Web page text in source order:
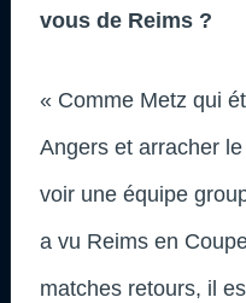
vous de Reims ?
« Comme Metz qui
Angers et arracher
voir une équipe
a vu Reims en
matches retours, il